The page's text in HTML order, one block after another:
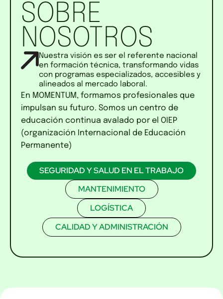
SOBRE
NOSOTROS
Nuestra visión es ser el referente nacional
en formación técnica, transformando vidas
con programas especializados, accesibles y
alineados al mercado laboral.
En MOMENTUM, formamos profesionales que
impulsan su futuro. Somos un centro de
educación continua avalado por el OIEP
(organización Internacional de Educación
Permanente)
SEGURIDAD Y SALUD EN EL TRABAJO
MANTENIMIENTO
LOGÍSTICA
CALIDAD Y ADMINISTRACIÓN